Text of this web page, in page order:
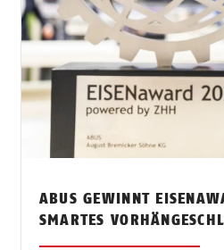
ABUS GEWINNT
SMARTES